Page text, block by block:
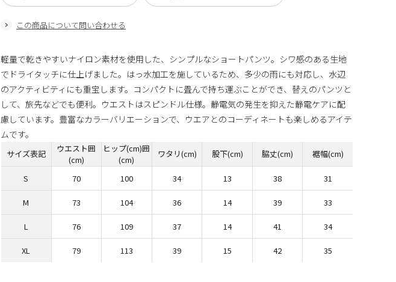
この商品について問い合わせる
軽量で乾きやすいナイロン素材を使用した、シンプルなショートパンツ。シワ感のある生地
でドライタッチに仕上げました。はっ水加工を施しているため、多少の雨にも対応し、水辺
のアクティビティにも重宝します。コンパクトに畳んで持ち運ぶことができ、替えのパンツと
して、旅先などでも便利。ウエストはスピンドル仕様。静電気の発生を抑えた静電ケアに配
慮しています。豊富なカラーバリエーションで、ウエアとのコーディネートも楽しめるアイテ
ムです。
サイズ表記
ウエスト囲
(cm)
ヒップ(cm)囲
(cm)
ワタリ(cm) 股下(cm) 脇丈(cm) 裾幅(cm)
S 70 100 34 13 38 31
M 73 104 36 14 39 33
L 76 109 37 14 41 34
XL 79 113 39 15 42 35